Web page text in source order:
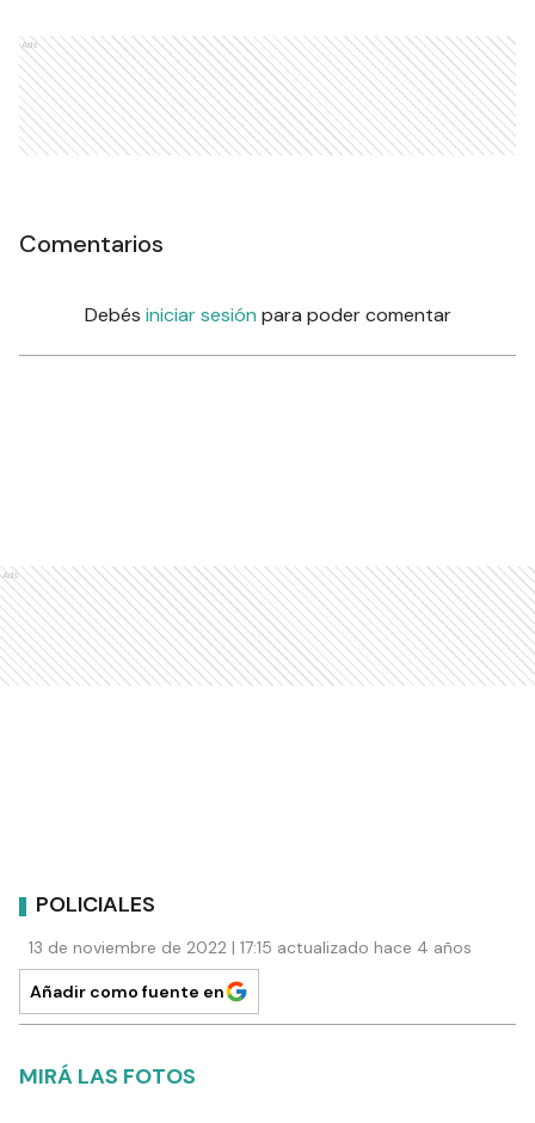
Ads
Comentarios
Debés iniciar sesión para poder comentar
Ads
POLICIALES
13 de noviembre de 2022 | 17:15 actualizado hace 4 años
Añadir como fuente en
MIRÁ LAS FOTOS